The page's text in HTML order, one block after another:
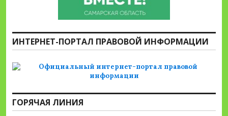
ИНТЕРНЕТ-ПОРТАЛ ПРАВОВОЙ ИНФОРМАЦИИ
ГОРЯЧАЯ ЛИНИЯ